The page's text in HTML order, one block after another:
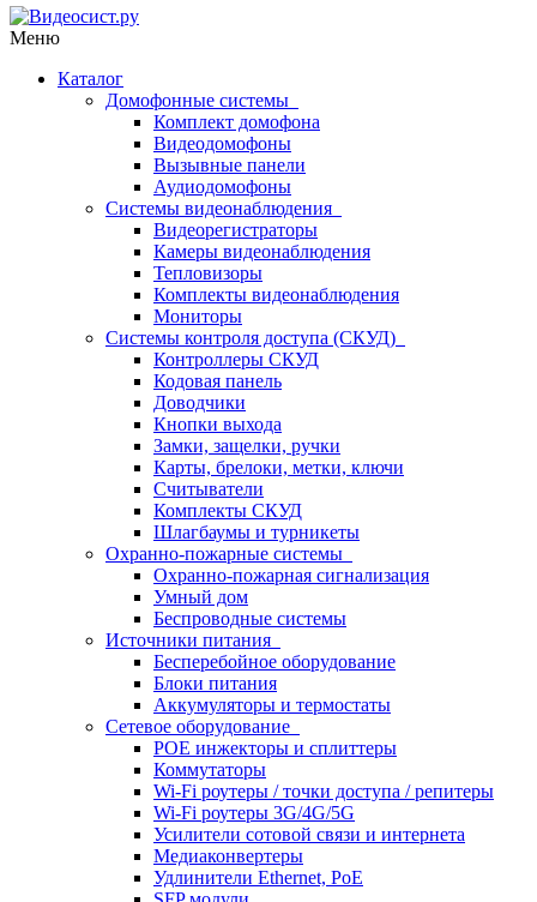
Меню
Каталог
Домофонные системы
Комплект домофона
Видеодомофоны
Вызывные панели
Аудиодомофоны
Системы видеонаблюдения
Видеорегистраторы
Камеры видеонаблюдения
Тепловизоры
Комплекты видеонаблюдения
Мониторы
Системы контроля доступа (СКУД)
Контроллеры СКУД
Кодовая панель
Доводчики
Кнопки выхода
Замки, защелки, ручки
Карты, брелоки, метки, ключи
Считыватели
Комплекты СКУД
Шлагбаумы и турникеты
Охранно-пожарные системы
Охранно-пожарная сигнализация
Умный дом
Беспроводные системы
Источники питания
Бесперебойное оборудование
Блоки питания
Аккумуляторы и термостаты
Сетевое оборудование
POE инжекторы и сплиттеры
Коммутаторы
Wi-Fi роутеры / точки доступа / репитеры
Wi-Fi роутеры 3G/4G/5G
Усилители сотовой связи и интернета
Медиаконвертеры
Удлинители Ethernet, PoE